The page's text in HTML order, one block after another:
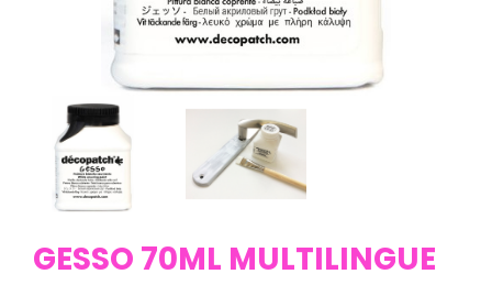
GESSO 70ML MULTILINGUE